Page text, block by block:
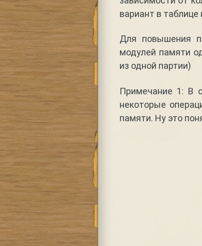
вариант в таблице
Для повышения
модулей памяти
из одной партии)
Примечание 1: В
некоторые
памяти. Ну это